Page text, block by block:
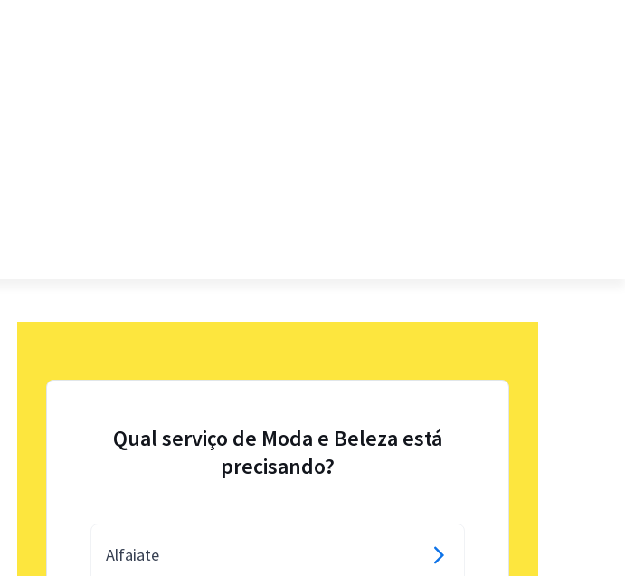
Qual serviço de Moda e Beleza está
precisando?
Alfaiate